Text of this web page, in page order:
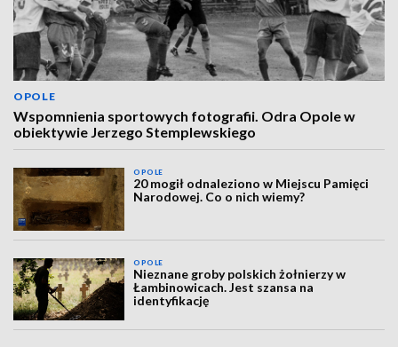
OPOLE
Wspomnienia sportowych fotografii. Odra Opole w
obiektywie Jerzego Stemplewskiego
OPOLE
20 mogił odnaleziono w Miejscu Pamięci
Narodowej. Co o nich wiemy?
OPOLE
Nieznane groby polskich żołnierzy w
Łambinowicach. Jest szansa na
identyfikację